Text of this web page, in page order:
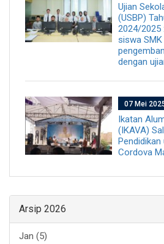
Ujian
(USBP)
2024/2025
siswa
dengan
07 Mei
Ikatan
(IKAVA)
Cordova
Arsip 2026
Jan (5)